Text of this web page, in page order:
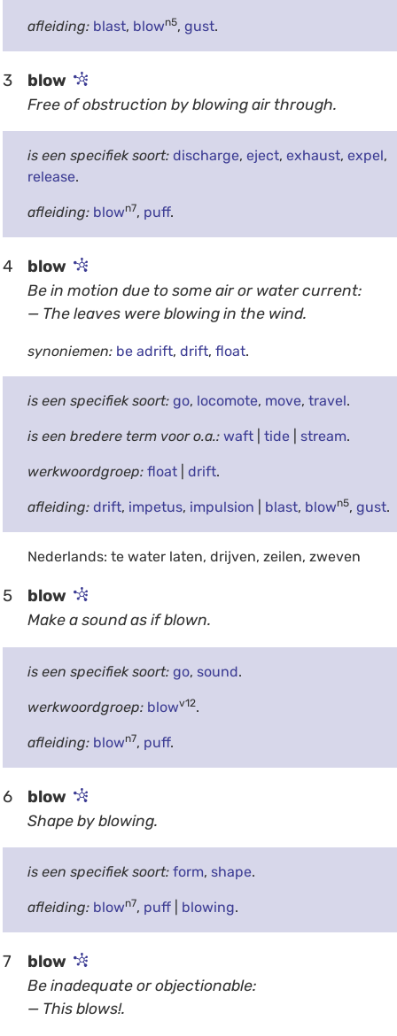
afleiding: blast, blown5, gust.
3 blow
Free of obstruction by blowing air through.
is een specifiek soort: discharge, eject, exhaust, expel,
release.
afleiding: blown7, puff.
4 blow
Be in motion due to some air or water current:
— The leaves were blowing in the wind.
synoniemen: be adrift, drift, float.
is een specifiek soort: go, locomote, move, travel.
is een bredere term voor o.a.: waft| tide| stream.
werkwoordgroep: float| drift.
afleiding: drift, impetus, impulsion blast, blown5, gust.
Nederlands: te water laten, drijven, zeilen, zweven
5 blow
Make a sound as if blown.
is een specifiek soort: go, sound.
werkwoordgroep: blowv12.
afleiding: blown7, puff.
6 blow
Shape by blowing.
is een specifiek soort: form, shape.
afleiding: blown7, puff| blowing.
7 blow
Be inadequate or objectionable:
— This blows!.